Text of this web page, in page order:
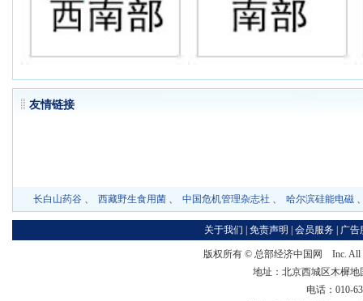
友情链
长白山药谷 、 西藏野生食用菌 、 中国危机管理杂志社 、 哈尔滨硅能电磁
关于我们 免责声明 会员服务 广告
版权所有 © 总部经济中国网
Inc. All
地址：北京西城区木樨
电话：010-